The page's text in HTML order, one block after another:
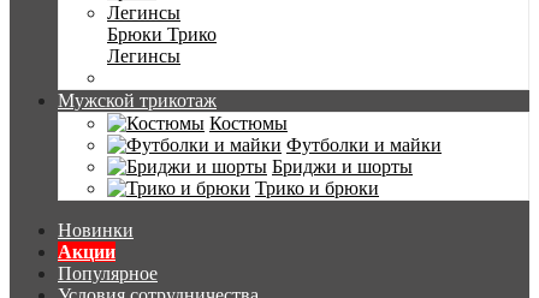
Брюки Трико
Легинсы
Мужской трикотаж
Костюмы
Футболки и майки
Бриджи и шорты
Трико и брюки
Новинки
Акции
Популярное